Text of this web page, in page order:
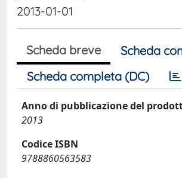
2013-01-01
Scheda breve
Scheda
Scheda completa (DC)
Anno di pubblicazione del
2013
Codice ISBN
9788860563583